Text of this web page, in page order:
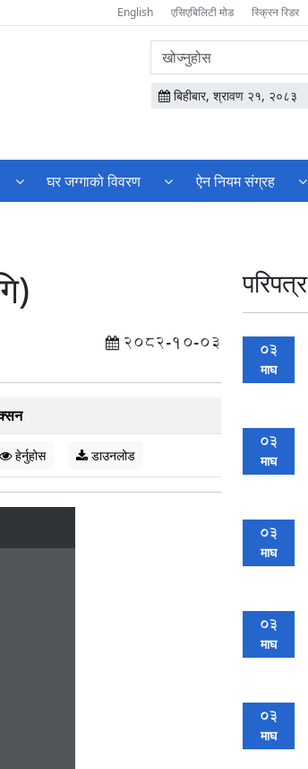
English एसिएबिलिटी मोड स्क्रिन रिडर
वेबसाइटमा
सामग्री
खोज्नुहोस
बिहीबार, श्रावण २१, २०८३
घर जग्गाको विवरण ऐन नियम संग्रह
2082-10-03
हेर्नुहोस डाउनलोड
परिपत्र
03
माघ
03
माघ
03
माघ
03
माघ
03
माघ